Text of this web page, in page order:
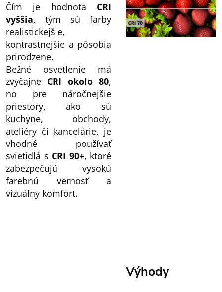
Čím je hodnota CRI
vyššia, tým sú farby
realistickejšie,
kontrastnejšie a pôsobia
prirodzene.
Bežné osvetlenie má
zvyčajne CRI okolo 80,
no pre náročnejšie
priestory, ako sú
kuchyne, obchody,
ateliéry či kancelárie, je
vhodné používať
svietidlá s CRI 90+, ktoré
zabezpečujú vysokú
farebnú vernosť a
vizuálny komfort.
Výhody